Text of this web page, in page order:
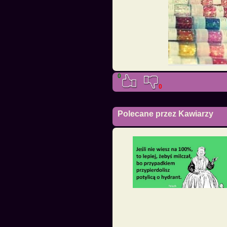
0
0
Polecane przez Kawiarzy